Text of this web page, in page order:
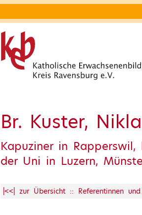
Br. Kuster,
Kapuziner in
der Uni in Luzern,
|<<| zur Übersicht :: Referentinnen